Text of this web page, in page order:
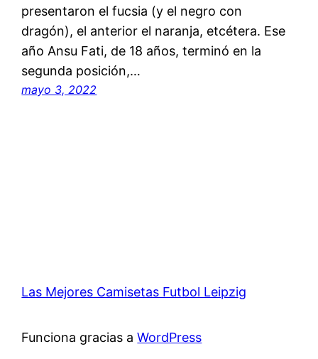
presentaron el fucsia (y el negro con
dragón), el anterior el naranja, etcétera. Ese
año Ansu Fati, de 18 años, terminó en la
segunda posición,…
mayo 3, 2022
Las Mejores Camisetas Futbol Leipzig
Funciona gracias aWordPress